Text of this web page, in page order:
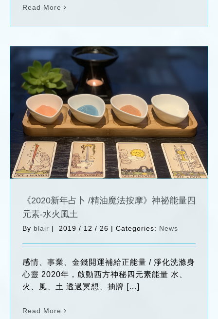
Read More
《2020新年占卜 /精油魔法按摩》神祕能量
四元素-水火風土
News
《2020新年占卜 /精油魔法按摩》神祕能量四
元素-水火風土
By blair | 2019 / 12 / 26 | Categories: News
感情、事業、金錢開運補給正能量 / 淨化洗滌身
心靈 2020年，啟動西方神秘四元素能量 水、
火、風、土 透過冥想、抽牌 […]
Read More